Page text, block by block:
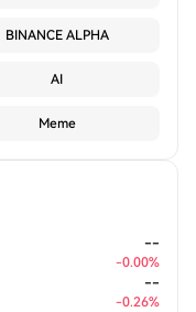
BINANCE ALPHA
AI
Meme
--
-0.00%
--
-0.26%